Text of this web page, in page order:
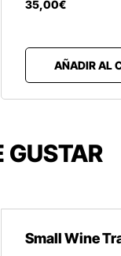
35,00€
AÑADIR AL
GUSTAR
Small Wine